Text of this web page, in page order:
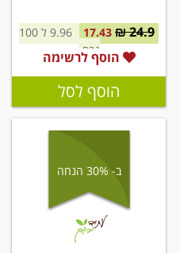
24.9 ₪
17.43
9.96 ל 100
גרם
הוסף לרשימה
הוסף לסל
ב- 30% הנחה